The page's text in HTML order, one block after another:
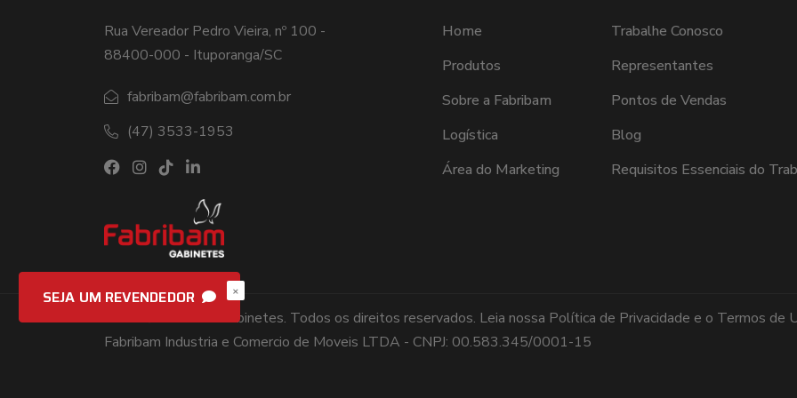
Rua Vereador Pedro Vieira, nº 100 -
88400-000 - Ituporanga/SC
fabribam@fabribam.com.br
(47) 3533-1953
Home
Produtos
Sobre a Fabribam
Logística
Área do Marketing
Trabalhe Conosco
Representantes
Pontos de Vendas
Blog
Requisitos Essenciais do
2026 © Fabribam Gabinetes. Todos os direitos reservados. Leia nossa Política de Privacidade e o Termos de
Fabribam Industria e Comercio de Moveis LTDA - CNPJ: 00.583.345/0001-15
SEJA UM REVENDEDOR ×